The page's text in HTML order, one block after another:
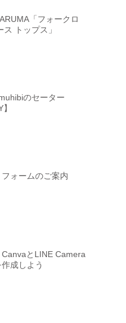
「フォークロ
トップス」
のセーター
フォームのご案内
とLINE Camera
成しよう